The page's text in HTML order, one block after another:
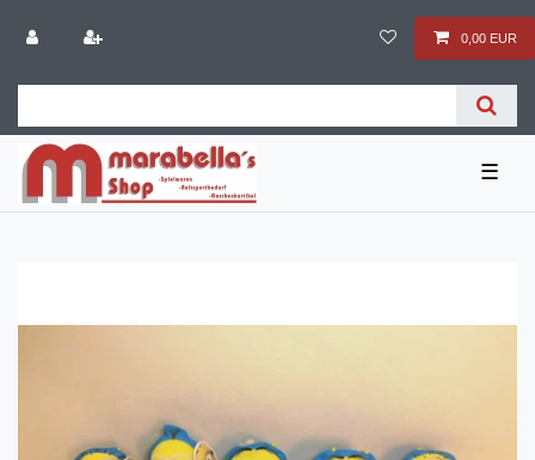
0,00 EUR
☰